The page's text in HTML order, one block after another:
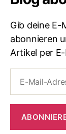
Gib deine E-
abonnieren
Artikel per
Mail-